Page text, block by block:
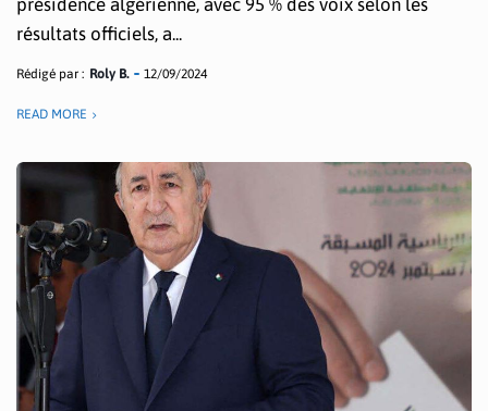
présidence algérienne, avec 95 % des voix selon les
résultats officiels, a...
Rédigé par : Roly B. 12/09/2024
READ MORE